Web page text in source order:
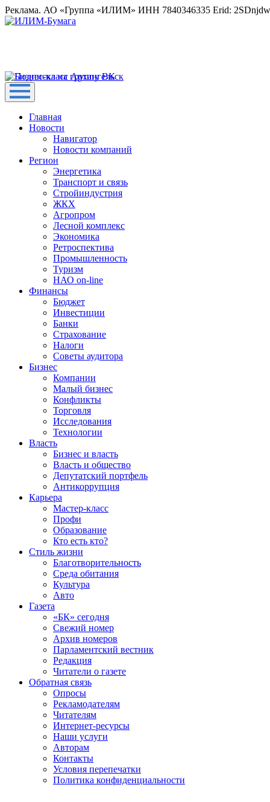
Реклама. АО «Группа «ИЛИМ» ИНН 7840346335 Erid:
Главная
Новости
Навигатор
Новости компаний
Регион
Энергетика
Транспорт и связь
Стройиндустрия
ЖКХ
Агропром
Лесной комплекс
Экономика
Ретроспектива
Промышленность
Туризм
НАО on-line
Финансы
Бюджет
Инвестиции
Банки
Страхование
Налоги
Советы аудитора
Бизнес
Компании
Малый бизнес
Конфликты
Торговля
Исследования
Технологии
Власть
Бизнес и власть
Власть и общество
Депутатский портфель
Антикоррупция
Карьера
Мастер-класс
Профи
Образование
Кто есть кто?
Стиль жизни
Благотворительность
Среда обитания
Культура
Авто
Газета
«БК» сегодня
Свежий номер
Архив номеров
Парламентский вестник
Редакция
Читатели о газете
Обратная связь
Опросы
Рекламодателям
Читателям
Интернет-ресурсы
Наши услуги
Авторам
Контакты
Условия перепечатки
Политика конфиденциальности